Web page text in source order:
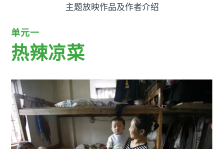
主题放映作品及作者介绍
单元一
热辣凉菜